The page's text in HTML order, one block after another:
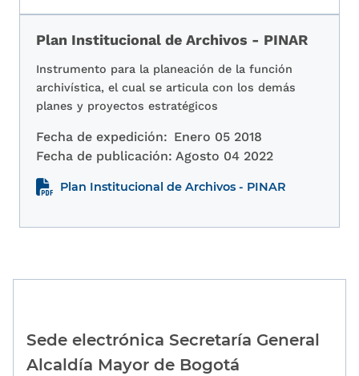
Plan Institucional de Archivos - PINAR
Instrumento para la planeación de la función
archivística, el cual se articula con los demás
planes y proyectos estratégicos
Fecha de expedición: Enero 05 2018
Fecha de publicación: Agosto 04 2022
Plan Institucional de Archivos - PINAR
Sede electrónica Secretaría General
Alcaldía Mayor de Bogotá